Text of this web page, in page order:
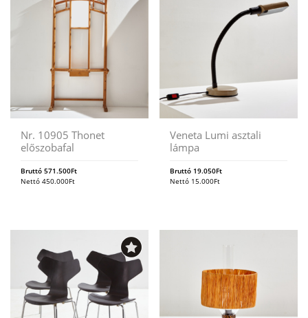
Nr. 10905 Thonet
előszobafal
Bruttó 571.500Ft
Nettó 450.000Ft
Veneta Lumi asztali
lámpa
Bruttó 19.050Ft
Nettó 15.000Ft